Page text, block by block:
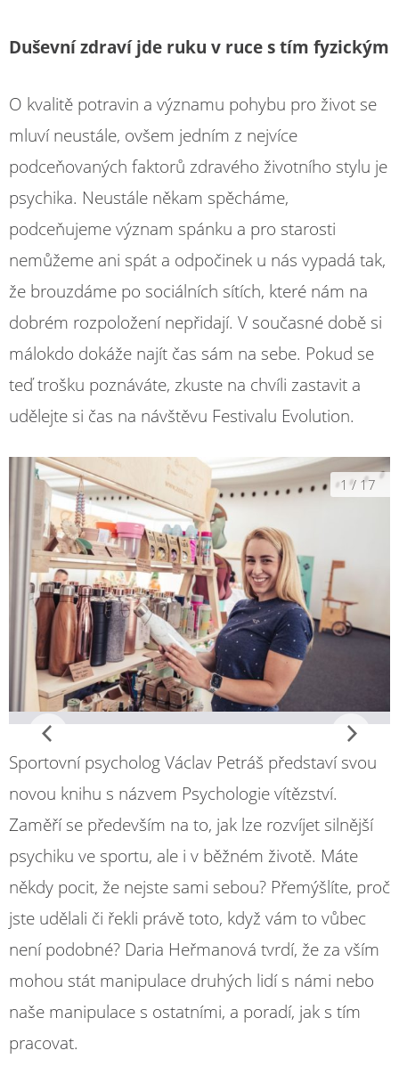
Duševní zdraví jde ruku v ruce s tím fyzickým
O kvalitě potravin a významu pohybu pro život se
mluví neustále, ovšem jedním z nejvíce
podceňovaných faktorů zdravého životního stylu je
psychika. Neustále někam spěcháme,
podceňujeme význam spánku a pro starosti
nemůžeme ani spát a odpočinek u nás vypadá tak,
že brouzdáme po sociálních sítích, které nám na
dobrém rozpoložení nepřidají. V současné době si
málokdo dokáže najít čas sám na sebe. Pokud se
teď trošku poznáváte, zkuste na chvíli zastavit a
udělejte si čas na návštěvu Festivalu Evolution.
1 / 17
Sportovní psycholog Václav Petráš představí svou
novou knihu s názvem Psychologie vítězství.
Zaměří se především na to, jak lze rozvíjet silnější
psychiku ve sportu, ale i v běžném životě. Máte
někdy pocit, že nejste sami sebou? Přemýšlíte, proč
jste udělali či řekli právě toto, když vám to vůbec
není podobné? Daria Heřmanová tvrdí, že za vším
mohou stát manipulace druhých lidí s námi nebo
naše manipulace s ostatními, a poradí, jak s tím
pracovat.